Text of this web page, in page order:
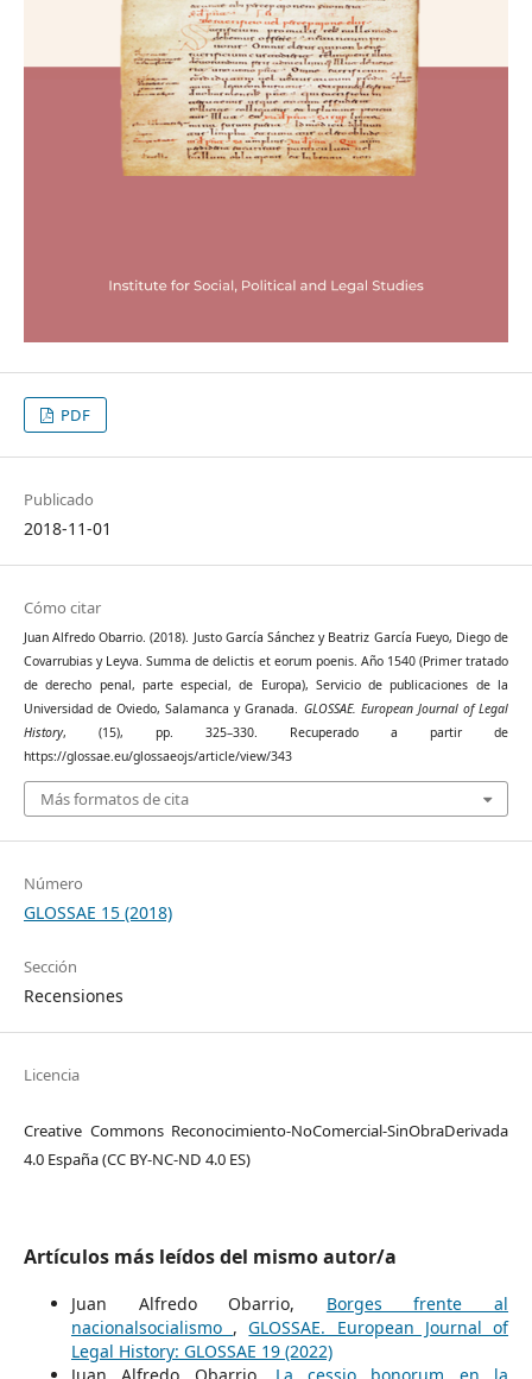
PDF
Publicado
2018-11-01
Cómo citar
Juan Alfredo Obarrio. (2018). Justo García Sánchez y Beatriz García Fueyo, Diego de
Covarrubias y Leyva. Summa de delictis et eorum poenis. Año 1540 (Primer tratado
de derecho penal, parte especial, de Europa), Servicio de publicaciones de la
Universidad de Oviedo, Salamanca y Granada. GLOSSAE. European Journal of Legal
History, (15), pp. 325–330. Recuperado a partir de
https://glossae.eu/glossaeojs/article/view/343
Más formatos de cita
Número
GLOSSAE 15 (2018)
Sección
Recensiones
Licencia
Creative Commons Reconocimiento-NoComercial-SinObraDerivada
4.0 España (CC BY-NC-ND 4.0 ES)
Artículos más leídos del mismo autor/a
Juan Alfredo Obarrio, Borges frente al
nacionalsocialismo ,GLOSSAE. European Journal of
Legal History: GLOSSAE 19 (2022)